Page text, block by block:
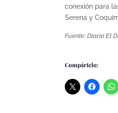
conexión para
Serena y
Fuente: Diario El
Compártelo: